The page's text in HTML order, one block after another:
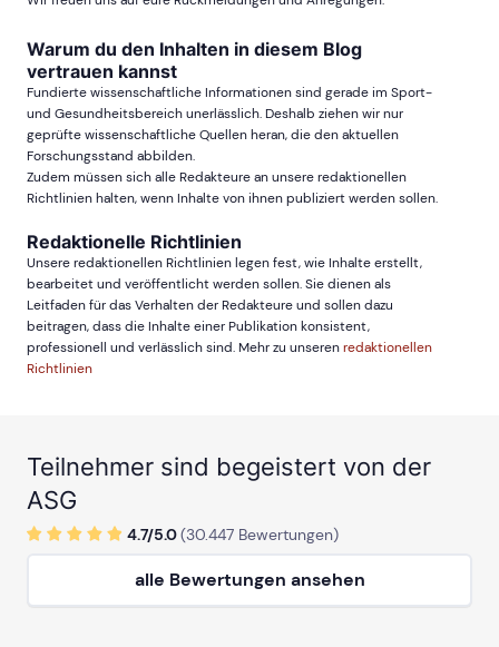
Warum du den Inhalten in diesem Blog
vertrauen kannst
Fundierte wissenschaftliche Informationen sind gerade im Sport-
und Gesundheitsbereich unerlässlich. Deshalb ziehen wir nur
geprüfte wissenschaftliche Quellen heran, die den aktuellen
Forschungsstand abbilden.
Zudem müssen sich alle Redakteure an unsere redaktionellen
Richtlinien halten, wenn Inhalte von ihnen publiziert werden sollen.
Redaktionelle Richtlinien
Unsere redaktionellen Richtlinien legen fest, wie Inhalte erstellt,
bearbeitet und veröffentlicht werden sollen. Sie dienen als
Leitfaden für das Verhalten der Redakteure und sollen dazu
beitragen, dass die Inhalte einer Publikation konsistent,
professionell und verlässlich sind. Mehr zu unserenredaktionellen
Richtlinien
Teilnehmer sind begeistert von der
ASG
4.7/5.0(30.447 Bewertungen)
alle Bewertungen ansehen